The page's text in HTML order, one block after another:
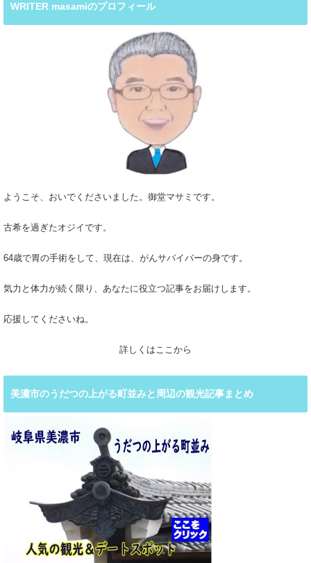
WRITER masamiのプロフィール
ようこそ、おいでくださいました。御堂マサミです。
古希を過ぎたオジイです。
64歳で胃の手術をして、現在は、がんサバイバーの身です。
気力と体力が続く限り、あなたに役立つ記事をお届けします。
応援してくださいね。
詳しくはここから
美濃市のうだつの上がる町並みと周辺の観光記事まとめ